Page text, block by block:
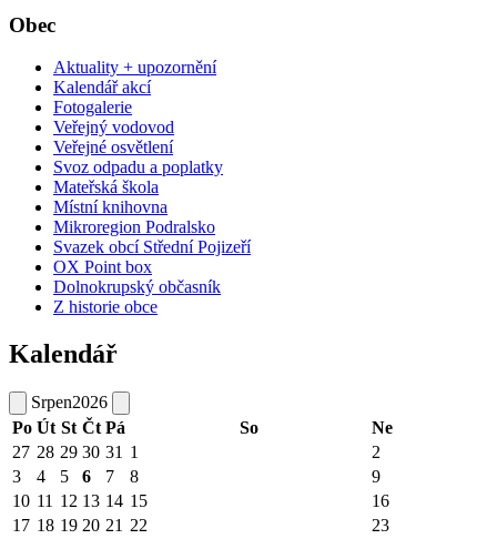
Obec
Aktuality + upozornění
Kalendář akcí
Fotogalerie
Veřejný vodovod
Veřejné osvětlení
Svoz odpadu a poplatky
Mateřská škola
Místní knihovna
Mikroregion Podralsko
Svazek obcí Střední Pojizeří
OX Point box
Dolnokrupský občasník
Z historie obce
Kalendář
Srpen2026
Po Út St Čt Pá So
Ne
27 28 29 30 31 1
2
3
4 5 6 7 8
9
10 11 12 13 14 15
16
17 18 19 20 21 22 23